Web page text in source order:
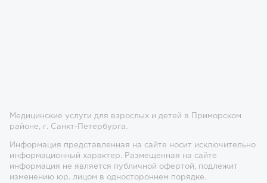
Медицинские услуги для взрослых и детей в Приморском
районе, г. Санкт-Петербурга.
Информация представленная на сайте носит исключительно
информационный характер. Размещенная на сайте
информация не является публичной офертой, подлежит
изменению юр. лицом в одностороннем порядке.